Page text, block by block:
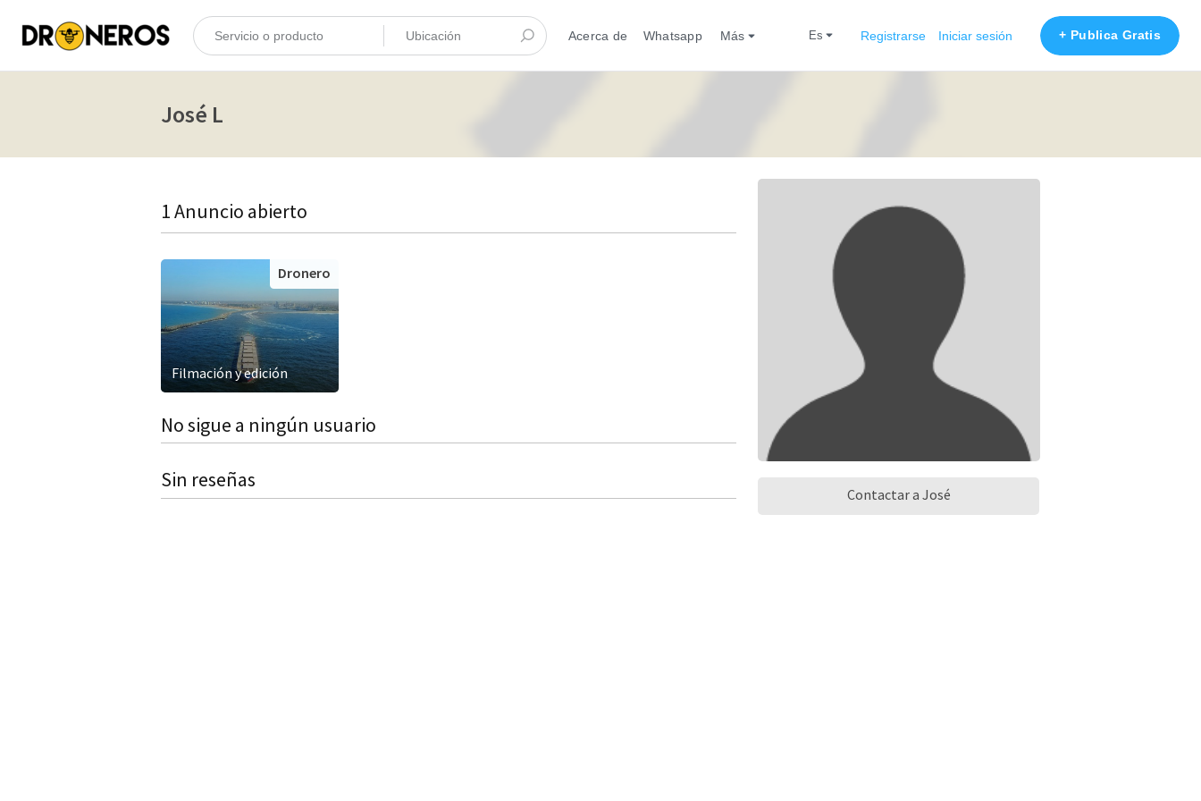
Acerca de Whatsapp Más es Registrarse Iniciar sesión + Publica Gratis
José L
1 Anuncio abierto
Filmación y edición
Dronero
No sigue a ningún usuario
Sin reseñas
Contactar a José